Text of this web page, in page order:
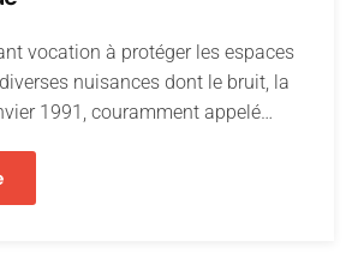
vocation à protéger les espaces
nuisances dont le bruit, la
1991, couramment appelé…